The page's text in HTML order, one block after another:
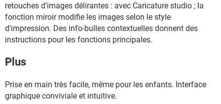
retouches d'images délirantes : avec Caricature studio ; la
fonction miroir modifie les images selon le style
d'impression. Des info-bulles contextuelles donnent des
instructions pour les fonctions principales.
Plus
Prise en main très facile, même pour les enfants. Interface
graphique conviviale et intuitive.